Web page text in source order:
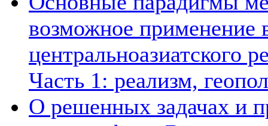
возможное применение
центральноазиатского
Часть 1: реализм,
О решенных задачах и